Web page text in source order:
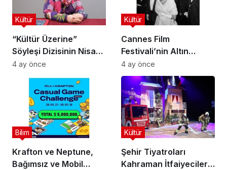
“Kültür Üzerine”
Söyleşi Dizisinin Nisan
Ayı Konuğu Doç. Dr.
Gökçe Dervişoğlu
Okandan Oldu!
Kültür
4 ay önce
Cannes Film
Festivali’nin Altın
Çağını Mercek Altına
Alıyor
Kültür
4 ay önce
Krafton ve Neptune,
Bağımsız ve Mobil
Bilim
Şehir Tiyatroları
Kahraman İtfaiyecilerin
Kültür